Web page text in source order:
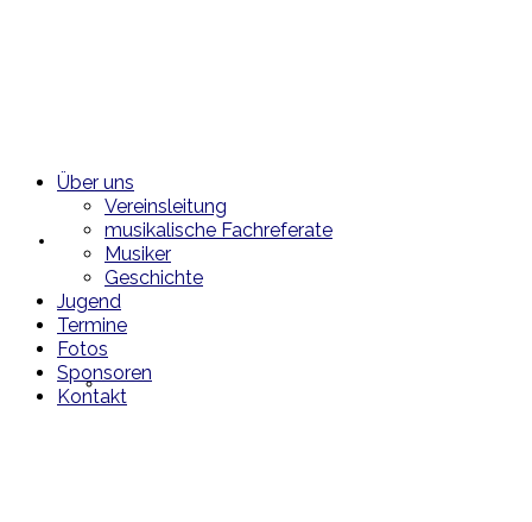
Über uns
Vereinsleitung
Über uns
Vereinsleitung
musikalische Fachreferate
Musiker
Geschichte
Jugend
Termine
Fotos
Sponsoren
Kontakt